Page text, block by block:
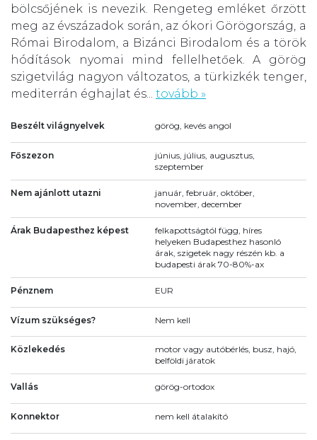
bölcsőjének is nevezik. Rengeteg emléket őrzött
meg az évszázadok során, az ókori Görögország, a
Római Birodalom, a Bizánci Birodalom és a török
hódítások nyomai mind fellelhetőek. A görög
szigetvilág nagyon változatos, a türkizkék tenger,
mediterrán éghajlat és... tovább »
Beszélt világnyelvek görög, kevés angol
Főszezon
június, július, augusztus,
szeptember
Nem ajánlott utazni
január, február, október,
november, december
Árak Budapesthez képest
felkapottságtól függ, híres
helyeken Budapesthez hasonló
árak, szigetek nagy részén kb. a
budapesti árak 70-80%-ax
Pénznem EUR
Vízum szükséges? Nem kell
Közlekedés
motor vagy autóbérlés, busz, hajó,
belföldi járatok
Vallás görög-ortodox
Konnektor nem kell átalakító